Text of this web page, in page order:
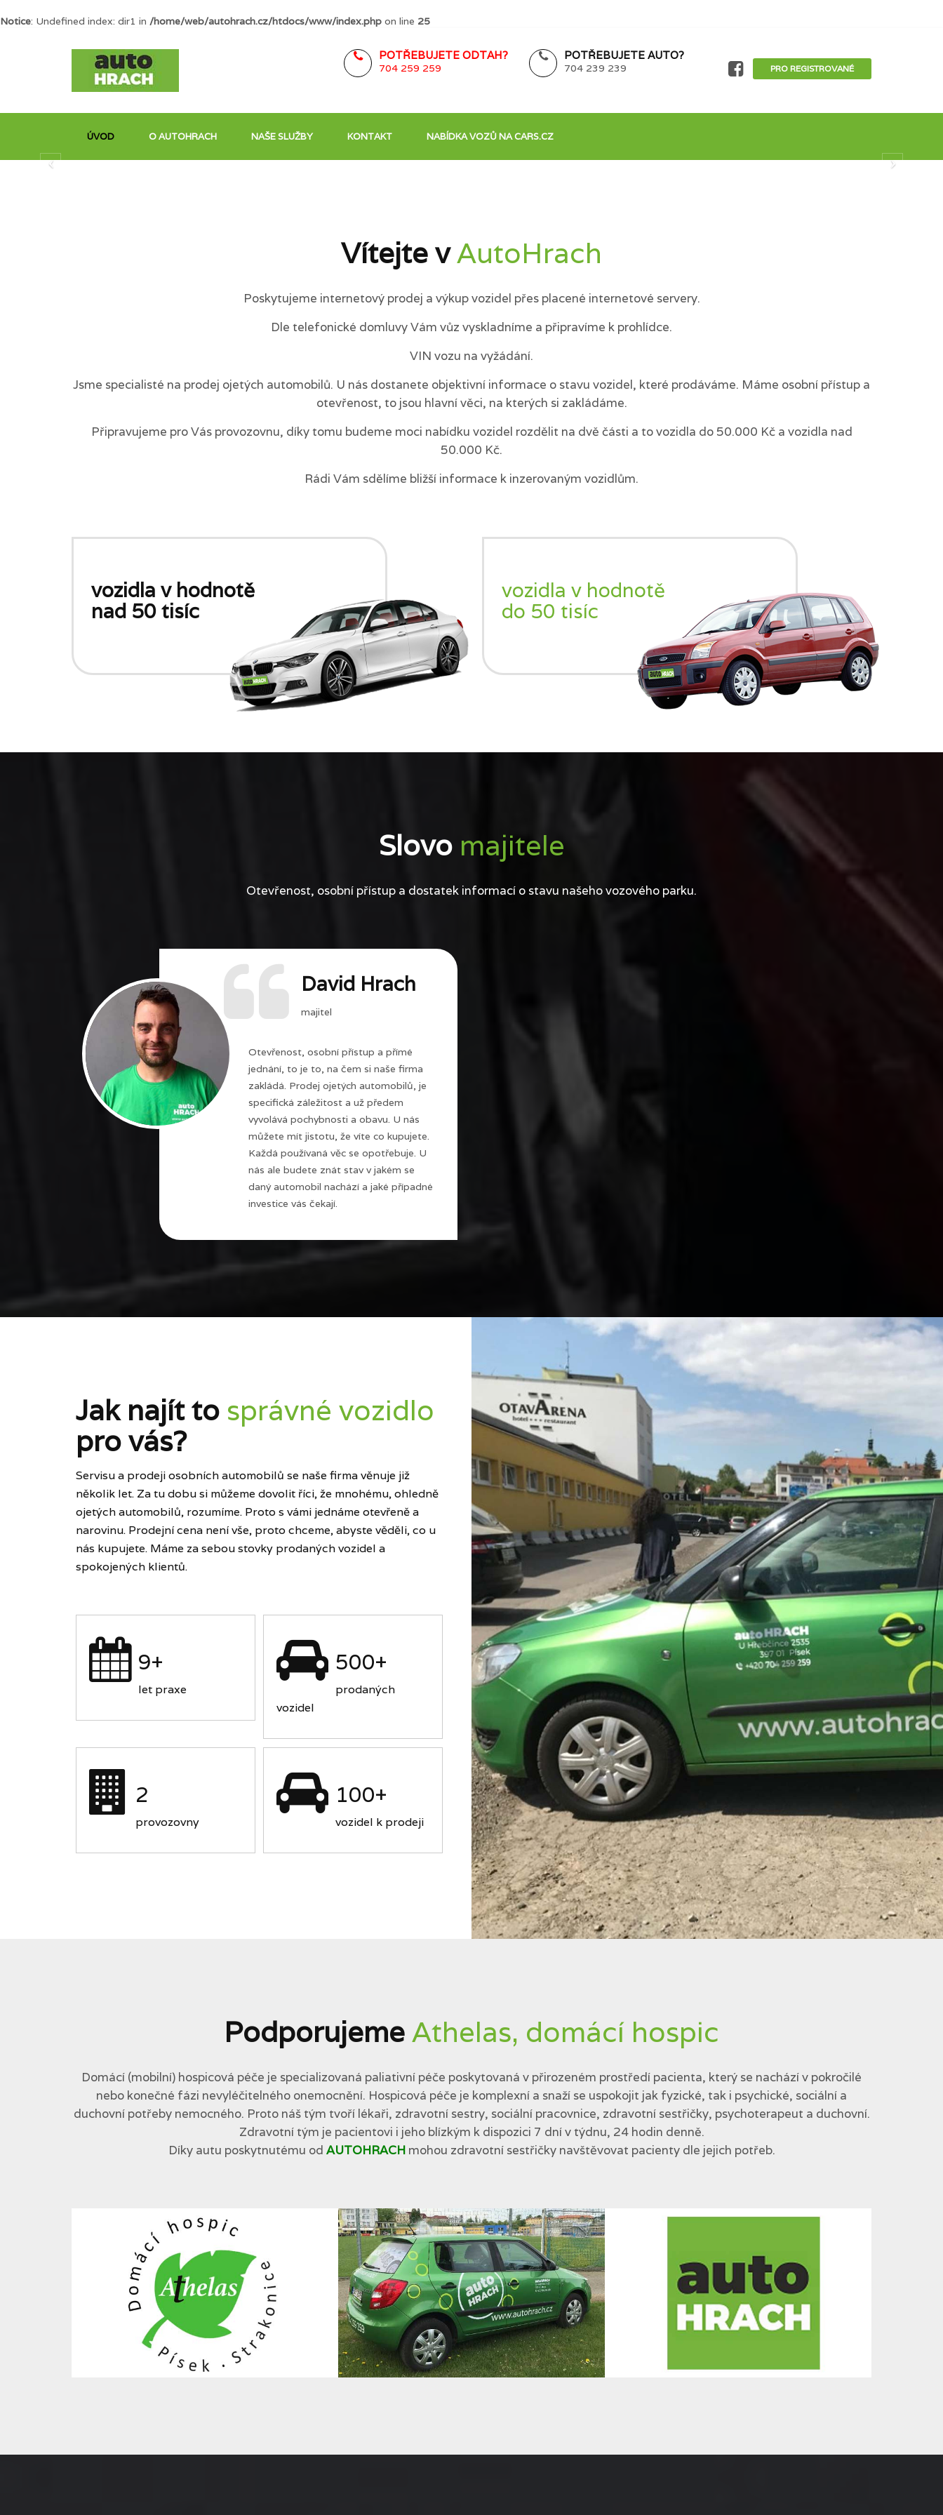
Notice: Undefined index: dir1 in /home/web/autohrach.cz/htdocs/www/index.php on line 25
POTŘEBUJETE ODTAH?
704 259 259
POTŘEBUJETE AUTO?
704 239 239 PRO REGISTROVANÉ
ÚVOD O AUTOHRACH NAŠE SLUŽBY KONTAKT NABÍDKA VOZŮ NA CARS.CZ
Vítejte vAutoHrach
Poskytujeme internetový prodej a výkup vozidel přes placené internetové servery.
Dle telefonické domluvy Vám vůz vyskladníme a připravíme k prohlídce.
VIN vozu na vyžádání.
Jsme specialisté na prodej ojetých automobilů. U nás dostanete objektivní informace o stavu vozidel, které prodáváme. Máme osobní přístup a
otevřenost, to jsou hlavní věci, na kterých si zakládáme.
Připravujeme pro Vás provozovnu, díky tomu budeme moci nabídku vozidel rozdělit na dvě části a to vozidla do 50.000 Kč a vozidla nad
50.000 Kč.
Rádi Vám sdělíme bližší informace k inzerovaným vozidlům.
vozidla v hodnotě
nad 50 tisíc
vozidla v hodnotě
do 50 tisíc
Slovo majitele
Otevřenost, osobní přístup a dostatek informací o stavu našeho vozového parku.
David Hrach
majitel
Otevřenost, osobní přístup a přímé
jednání, to je to, na čem si naše firma
zakládá. Prodej ojetých automobilů, je
specifická záležitost a už předem
vyvolává pochybnosti a obavu. U nás
můžete mít jistotu, že víte co kupujete.
Každá používaná věc se opotřebuje. U
nás ale budete znát stav v jakém se
daný automobil nachází a jaké případné
investice vás čekají.
Jak najít to správné vozidlo
pro vás?
Servisu a prodeji osobních automobilů se naše firma věnuje již
několik let. Za tu dobu si můžeme dovolit říci, že mnohému, ohledně
ojetých automobilů, rozumíme. Proto s vámi jednáme otevřeně a
narovinu. Prodejní cena není vše, proto chceme, abyste věděli, co u
nás kupujete. Máme za sebou stovky prodaných vozidel a
spokojených klientů.
9+
let praxe
500+
prodaných
vozidel
2
provozovny
100+
vozidel k prodeji
PodporujemeAthelas, domácí hospic
Domácí (mobilní) hospicová péče je specializovaná paliativní péče poskytovaná v přirozeném prostředí pacienta, který se nachází v pokročilé
nebo konečné fázi nevyléčitelného onemocnění. Hospicová péče je komplexní a snaží se uspokojit jak fyzické, tak i psychické, sociální a
duchovní potřeby nemocného. Proto náš tým tvoří lékaři, zdravotní sestry, sociální pracovnice, zdravotní sestřičky, psychoterapeut a duchovní.
Zdravotní tým je pacientovi i jeho blízkým k dispozici 7 dní v týdnu, 24 hodin denně.
Díky autu poskytnutému od AUTOHRACHmohou zdravotní sestřičky navštěvovat pacienty dle jejich potřeb.